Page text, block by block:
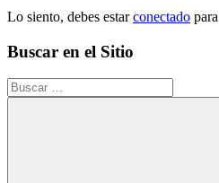
Lo siento, debes estarconectado
Buscar en el Sitio
Buscar: